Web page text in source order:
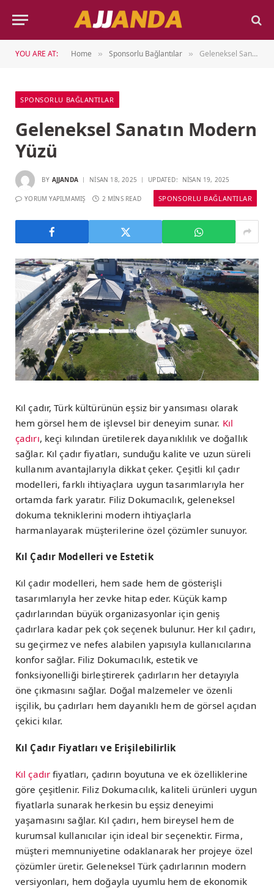
YOU ARE AT: Home » Sponsorlu Bağlantılar » Geleneksel Sanatın Modern Yüzü
SPONSORLU BAĞLANTILAR
Geleneksel Sanatın Modern
Yüzü
BY AJJANDA NISAN 18, 2025 UPDATED: NISAN 19, 2025
YORUM YAPILMAMIŞ 2 MINS READ SPONSORLU BAĞLANTILAR
Kıl çadır, Türk kültürünün eşsiz bir yansıması olarak
hem görsel hem de işlevsel bir deneyim sunar. Kıl
çadırı, keçi kılından üretilerek dayanıklılık ve doğallık
sağlar. Kıl çadır fiyatları, sunduğu kalite ve uzun süreli
kullanım avantajlarıyla dikkat çeker. Çeşitli kıl çadır
modelleri, farklı ihtiyaçlara uygun tasarımlarıyla her
ortamda fark yaratır. Filiz Dokumacılık, geleneksel
dokuma tekniklerini modern ihtiyaçlarla
harmanlayarak müşterilerine özel çözümler sunuyor.
Kıl Çadır Modelleri ve Estetik
Kıl çadır modelleri, hem sade hem de gösterişli
tasarımlarıyla her zevke hitap eder. Küçük kamp
çadırlarından büyük organizasyonlar için geniş
çadırlara kadar pek çok seçenek bulunur. Her kıl çadırı,
su geçirmez ve nefes alabilen yapısıyla kullanıcılarına
konfor sağlar. Filiz Dokumacılık, estetik ve
fonksiyonelliği birleştirerek çadırların her detayıyla
öne çıkmasını sağlar. Doğal malzemeler ve özenli
işçilik, bu çadırları hem dayanıklı hem de görsel açıdan
çekici kılar.
Kıl Çadır Fiyatları ve Erişilebilirlik
Kıl çadır fiyatları, çadırın boyutuna ve ek özelliklerine
göre çeşitlenir. Filiz Dokumacılık, kaliteli ürünleri uygun
fiyatlarla sunarak herkesin bu eşsiz deneyimi
yaşamasını sağlar. Kıl çadırı, hem bireysel hem de
kurumsal kullanıcılar için ideal bir seçenektir. Firma,
müşteri memnuniyetine odaklanarak her projeye özel
çözümler üretir. Geleneksel Türk çadırlarının modern
versiyonları, hem doğayla uyumlu hem de ekonomik